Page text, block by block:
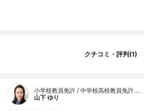
クチコミ・評判(1)
小学校教員免許 / 中学校高校教員免許 …
山下 ゆり